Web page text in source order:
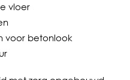
vloer
voor betonlook